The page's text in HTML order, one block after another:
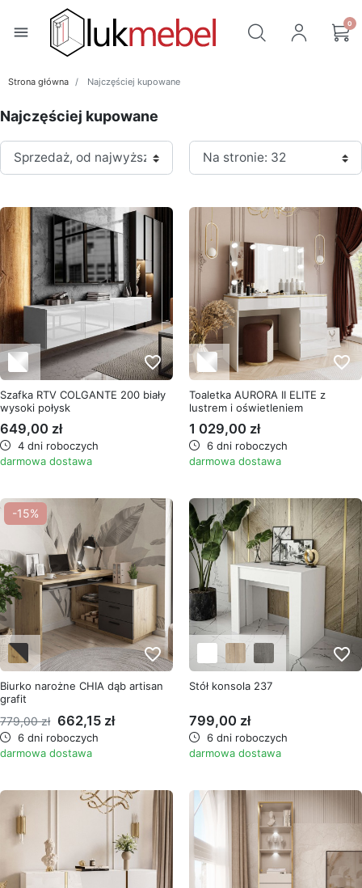
menu 0
Strona główna Najczęściej kupowane
Najczęściej kupowane
favorite_border
Szafka RTV COLGANTE 200 biały
wysoki połysk
649,00 zł
4 dni roboczych
darmowa dostawa
favorite_border
Toaletka AURORA II ELITE z
lustrem i oświetleniem
1 029,00 zł
6 dni roboczych
darmowa dostawa
-15%
favorite_border
Biurko narożne CHIA dąb artisan
grafit
779,00 zł 662,15 zł
6 dni roboczych
darmowa dostawa
favorite_border
Stół konsola 237
799,00 zł
6 dni roboczych
darmowa dostawa